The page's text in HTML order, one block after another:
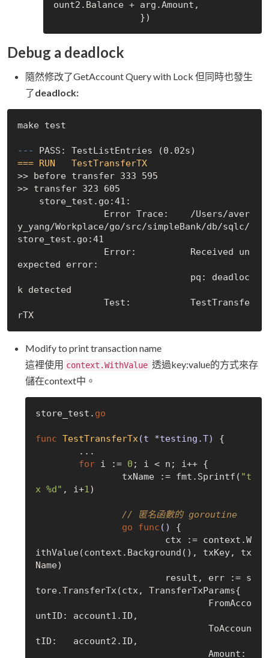
ount2.Balance + arg.Amount,
Debug a deadlock
隨然修改了GetAccount Query with Lock 但同時也發生
了deadlock:
make test
---
=== RUN   TestTransferTX
>> before transfer 333 595
    store_test.go:41:
y_yang/Workplace/go/src/simpleBank/db/sqlc/
store_test.go:41
expected error:
k detected
rTX
Modify to print transaction name
這裡使用 context.WithValue 透過key:value的方式來存
儲在context中。
store_test. go
func TestTransferTx(t *testing.T)
{
for i := 0 ; i < n; i++ {
		txName := fmt.Sprintf(
"t
x %d" , i+1)
// 匿名函數的 goroutine
go
func ()
{
ithValue(context.Background(), txKey, tx
Name)
tore.TransferTx(ctx, TransferTxParams{
untID: account1.ID,
tID:   account2.ID,